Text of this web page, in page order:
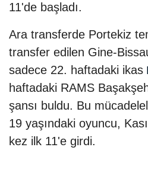
11'de başladı.
Ara transferde Portekiz
transfer edilen Gine-
sadece 22. haftadaki ikas
haftadaki RAMS
şansı buldu. Bu
19 yaşındaki oyuncu,
kez ilk 11'e girdi.